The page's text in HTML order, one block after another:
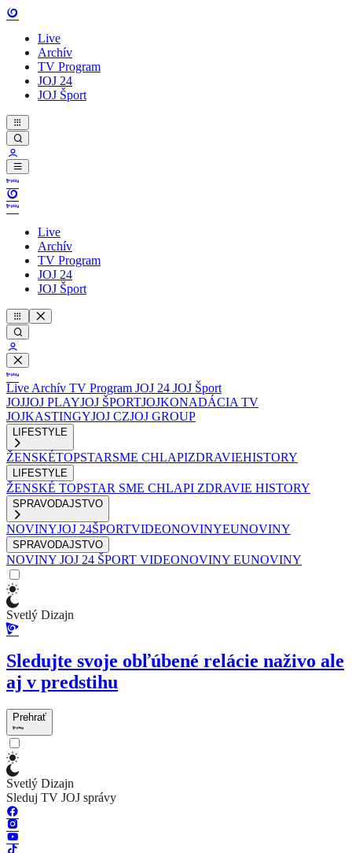
Live
Archív
TV Program
JOJ 24
JOJ Šport
Live
Archív
TV Program
JOJ 24
JOJ Šport
Live Archív TV Program JOJ 24 JOJ Šport
JOJJOJ PLAYJOJ ŠPORTJOJKONADÁCIA TV
JOJKASTINGYJOJ CZJOJ GROUP
LIFESTYLE
ŽENSKÉTOPSTARSME CHLAPIZDRAVIEHISTORY
LIFESTYLE
ŽENSKÉ TOPSTAR SME CHLAPI ZDRAVIE HISTORY
SPRAVODAJSTVO
NOVINYJOJ 24ŠPORTVIDEONOVINYEUNOVINY
SPRAVODAJSTVO
NOVINY JOJ 24 ŠPORT VIDEONOVINY EUNOVINY
Svetlý Dizajn
Sledujte svoje obľúbené relácie naživo ale
aj v predstihu
Prehrať
Svetlý Dizajn
Sleduj TV JOJ správy